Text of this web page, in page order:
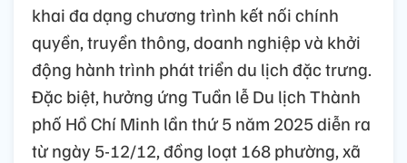
khai đa dạng chương trình kết nối chính
quyền, truyền thông, doanh nghiệp và khởi
động hành trình phát triển du lịch đặc trưng.
Đặc biệt, hưởng ứng Tuần lễ Du lịch Thành
phố Hồ Chí Minh lần thứ 5 năm 2025 diễn ra
từ ngày 5-12/12, đồng loạt 168 phường, xã